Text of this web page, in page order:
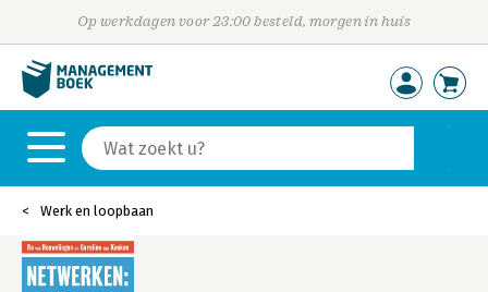
Op werkdagen voor 23:00 besteld, morgen in huis
Werk en loopbaan